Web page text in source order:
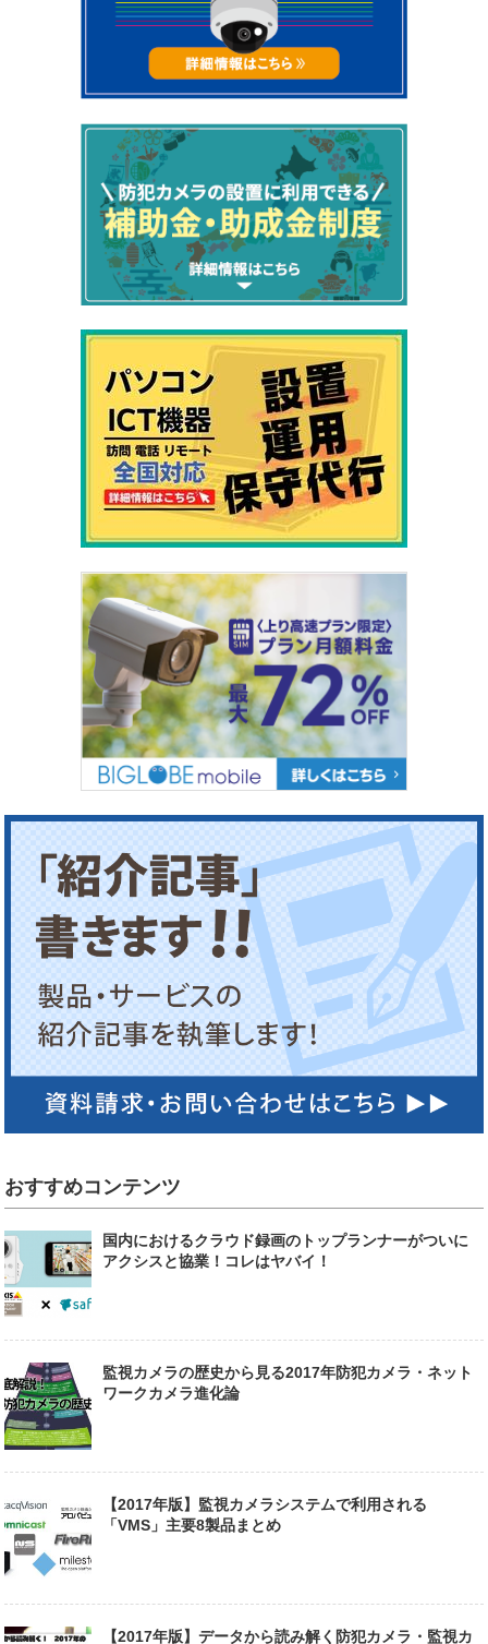
おすすめコンテンツ
国内におけるクラウド録画のトップランナーがついに
アクシスと協業！コレはヤバイ！
監視カメラの歴史から見る2017年防犯カメラ・ネット
ワークカメラ進化論
【2017年版】監視カメラシステムで利用される
「VMS」主要8製品まとめ
【2017年版】データから読み解く防犯カメラ・監視カ